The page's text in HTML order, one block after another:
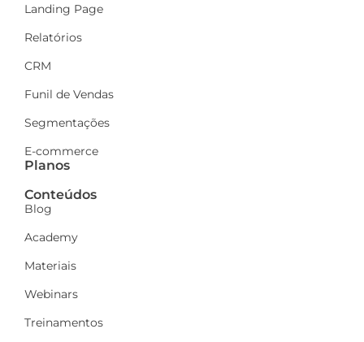
Landing Page
Relatórios
CRM
Funil de Vendas
Segmentações
E-commerce
Planos
Conteúdos
Blog
Academy
Materiais
Webinars
Treinamentos